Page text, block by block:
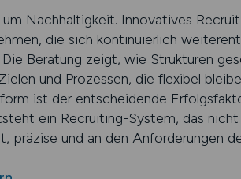
Nachhaltigkeit. Innovatives
die sich kontinuierlich
Beratung zeigt, wie Strukturen
und Prozessen, die flexibel
ist der entscheidende
ein Recruiting-System, das
präzise und an den Anforderungen